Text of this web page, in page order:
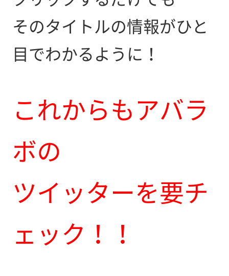
そのタイトルの情報がひと
目でわかるように！
これからもアバラ
ボの
ツイッターを要チ
ェック！！